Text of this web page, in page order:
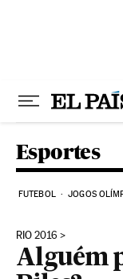
Esportes
FUTEBOL JOGOS
RIO 2016
Alguém